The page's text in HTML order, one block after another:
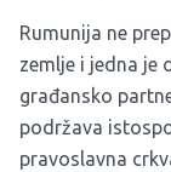
Rumunija ne
zemlje i jedna je
građansko
podržava
pravoslavna